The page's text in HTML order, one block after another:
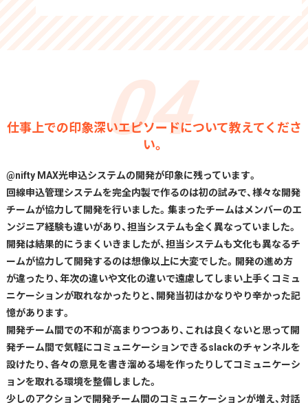
仕事上での印象深いエピソードについて教えてくださ
い。
@nifty MAX光申込システムの開発が印象に残っています。
回線申込管理システムを完全内製で作るのは初の試みで、様々な開発
チームが協力して開発を行いました。集まったチームはメンバーのエ
ンジニア経験も違いがあり、担当システムも全く異なっていました。
開発は結果的にうまくいきましたが、担当システムも文化も異なるチ
ームが協力して開発するのは想像以上に大変でした。開発の進め方
が違ったり、年次の違いや文化の違いで遠慮してしまい上手くコミュ
ニケーションが取れなかったりと、開発当初はかなりやり辛かった記
憶があります。
開発チーム間での不和が高まりつつあり、これは良くないと思って開
発チーム間で気軽にコミュニケーションできるslackのチャンネルを
設けたり、各々の意見を書き溜める場を作ったりしてコミュニケーシ
ョンを取れる環境を整備しました。
少しのアクションで開発チーム間のコミュニケーションが増え、対話